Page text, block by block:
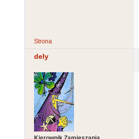
Strona
dely